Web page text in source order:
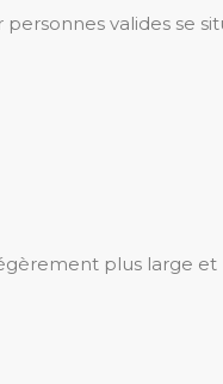
valides
plus